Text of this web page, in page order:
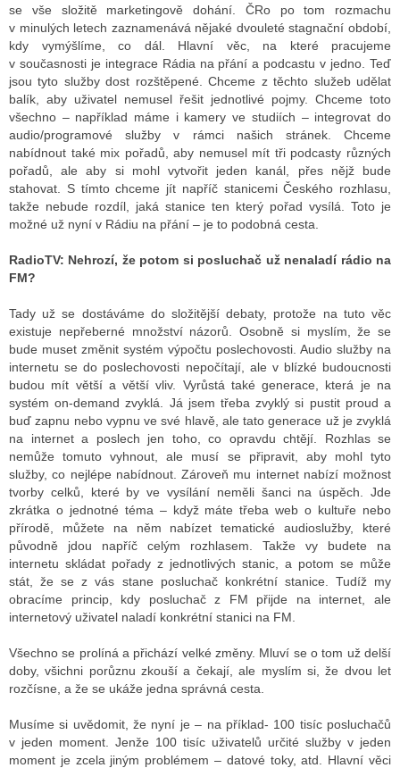
se vše složitě marketingově dohání. ČRo po tom rozmachu
v minulých letech zaznamenává nějaké dvouleté stagnační období,
kdy vymýšlíme, co dál. Hlavní věc, na které pracujeme
v současnosti je integrace Rádia na přání a podcastu v jedno. Teď
jsou tyto služby dost rozštěpené. Chceme z těchto služeb udělat
balík, aby uživatel nemusel řešit jednotlivé pojmy. Chceme toto
všechno – například máme i kamery ve studiích – integrovat do
audio/programové služby v rámci našich stránek. Chceme
nabídnout také mix pořadů, aby nemusel mít tři podcasty různých
pořadů, ale aby si mohl vytvořit jeden kanál, přes nějž bude
stahovat. S tímto chceme jít napříč stanicemi Českého rozhlasu,
takže nebude rozdíl, jaká stanice ten který pořad vysílá. Toto je
možné už nyní v Rádiu na přání – je to podobná cesta.
RadioTV: Nehrozí, že potom si posluchač už nenaladí rádio na
FM?
Tady už se dostáváme do složitější debaty, protože na tuto věc
existuje nepřeberné množství názorů. Osobně si myslím, že se
bude muset změnit systém výpočtu poslechovosti. Audio služby na
internetu se do poslechovosti nepočítají, ale v blízké budoucnosti
budou mít větší a větší vliv. Vyrůstá také generace, která je na
systém on-demand zvyklá. Já jsem třeba zvyklý si pustit proud a
buď zapnu nebo vypnu ve své hlavě, ale tato generace už je zvyklá
na internet a poslech jen toho, co opravdu chtějí. Rozhlas se
nemůže tomuto vyhnout, ale musí se připravit, aby mohl tyto
služby, co nejlépe nabídnout. Zároveň mu internet nabízí možnost
tvorby celků, které by ve vysílání neměli šanci na úspěch. Jde
zkrátka o jednotné téma – když máte třeba web o kultuře nebo
přírodě, můžete na něm nabízet tematické audioslužby, které
původně jdou napříč celým rozhlasem. Takže vy budete na
internetu skládat pořady z jednotlivých stanic, a potom se může
stát, že se z vás stane posluchač konkrétní stanice. Tudíž my
obracíme princip, kdy posluchač z FM přijde na internet, ale
internetový uživatel naladí konkrétní stanici na FM.
Všechno se prolíná a přichází velké změny. Mluví se o tom už delší
doby, všichni porůznu zkouší a čekají, ale myslím si, že dvou let
rozčísne, a že se ukáže jedna správná cesta.
Musíme si uvědomit, že nyní je – na příklad- 100 tisíc posluchačů
v jeden moment. Jenže 100 tisíc uživatelů určité služby v jeden
moment je zcela jiným problémem – datové toky, atd. Hlavní věci